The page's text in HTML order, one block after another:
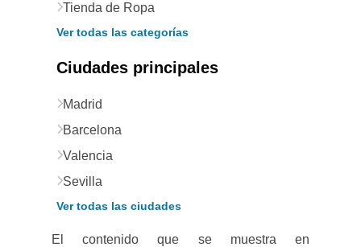
Tienda de Ropa
Ver todas las categorías
Ciudades principales
Madrid
Barcelona
Valencia
Sevilla
Ver todas las ciudades
El contenido que se muestra en